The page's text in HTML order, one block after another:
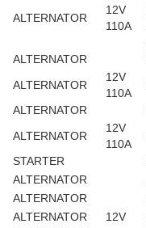
ALTERNATOR
12V
110A
ALTERNATOR
ALTERNATOR
12V
110A
ALTERNATOR
ALTERNATOR
12V
110A
STARTER
ALTERNATOR
ALTERNATOR
ALTERNATOR
12V